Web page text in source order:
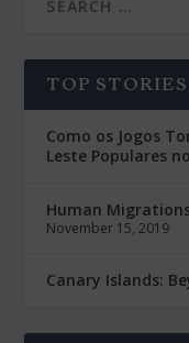
TOP STORIES
Como os Jogos
Leste Populares
Human
November 15, 2019
Canary Islands: